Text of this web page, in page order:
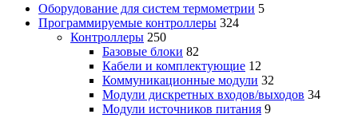
Оборудование для систем термометрии 5
Программируемые контроллеры 324
Контроллеры 250
Базовые блоки 82
Кабели и комплектующие 12
Коммуникационные модули 32
Модули дискретных входов/выходов 34
Модули источников питания 9